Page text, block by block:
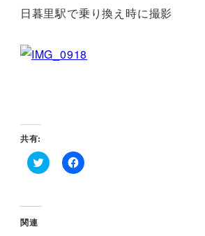
日暮里駅で乗り換え時に撮影
共有:
ク
し
て
T
F
関連